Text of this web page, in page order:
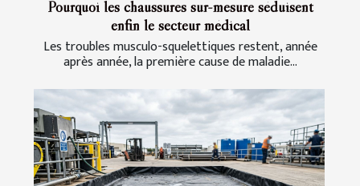
Pourquoi les chaussures sur-mesure séduisent
enfin le secteur médical
Les troubles musculo-squelettiques restent, année
après année, la première cause de maladie...